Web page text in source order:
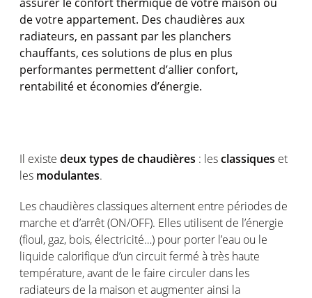
de votre appartement. Des chaudières aux
radiateurs, en passant par les planchers
chauffants, ces solutions de plus en plus
performantes permettent d’allier confort,
rentabilité et économies d’énergie.
Il existe deux types de chaudières : lesclassiques et
les modulantes.
Les chaudières classiques alternent entre périodes de
marche et d’arrêt (ON/OFF). Elles utilisent de l’énergie
(fioul, gaz, bois, électricité…) pour porter l’eau ou le
liquide calorifique d’un circuit fermé à très haute
température, avant de le faire circuler dans les
radiateurs de la maison et augmenter ainsi la